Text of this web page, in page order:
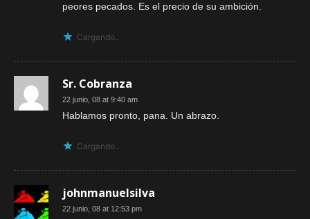
peores pecados. Es el precio de su ambición.
Cargando...
Sr. Cobranza
22 junio, 08 at 9:40 am
Hablamos pronto, pana. Un abrazo.
Cargando...
johnmanuelsilva
22 junio, 08 at 12:53 pm